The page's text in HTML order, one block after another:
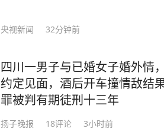
央视新闻 32分钟前
四川一男子与已婚女子婚外情
约定见面，酒后开车撞情敌结
罪被判有期徒刑十三年
扬子晚报 18评论 3小时前